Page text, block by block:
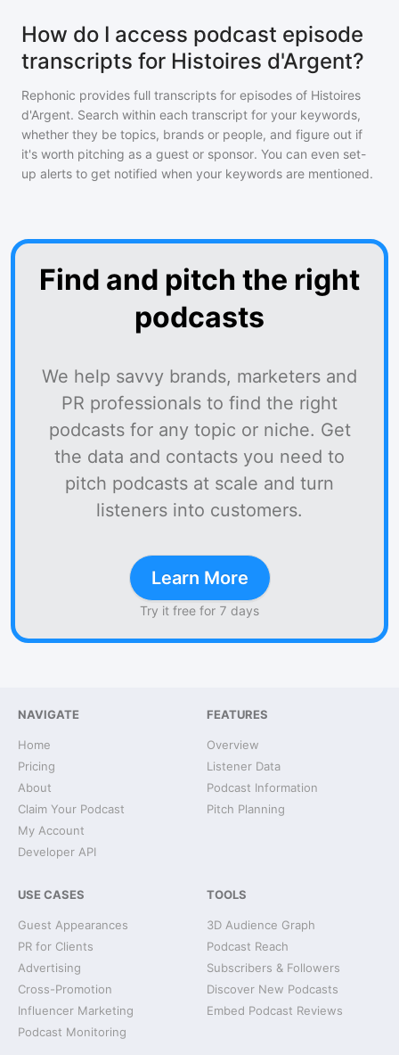
How do I access podcast episode
transcripts for Histoires d'Argent?
Rephonic provides full transcripts for episodes of Histoires
d'Argent. Search within each transcript for your keywords,
whether they be topics, brands or people, and figure out if
it's worth pitching as a guest or sponsor. You can even set-
up alerts to get notified when your keywords are mentioned.
Find and pitch the right
podcasts
We help savvy brands, marketers and
PR professionals to find the right
podcasts for any topic or niche. Get
the data and contacts you need to
pitch podcasts at scale and turn
listeners into customers.
Learn More
Try it free for 7 days
NAVIGATE
Home
Pricing
About
Claim Your Podcast
My Account
Developer API
FEATURES
Overview
Listener Data
Podcast Information
Pitch Planning
USE CASES
Guest Appearances
PR for Clients
Advertising
Cross-Promotion
Influencer Marketing
Podcast Monitoring
TOOLS
3D Audience Graph
Podcast Reach
Subscribers & Followers
Discover New Podcasts
Embed Podcast Reviews